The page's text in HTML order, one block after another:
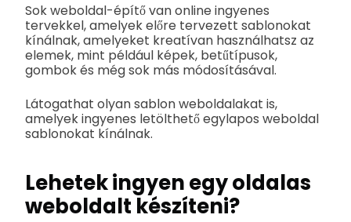
Sok weboldal-építő van online ingyenes
tervekkel, amelyek előre tervezett sablonokat
kínálnak, amelyeket kreatívan használhatsz az
elemek, mint például képek, betűtípusok,
gombok és még sok más módosításával.
Látogathat olyan sablon weboldalakat is,
amelyek ingyenes letölthető egylapos weboldal
sablonokat kínálnak.
Lehetek ingyen egy oldalas
weboldalt készíteni?